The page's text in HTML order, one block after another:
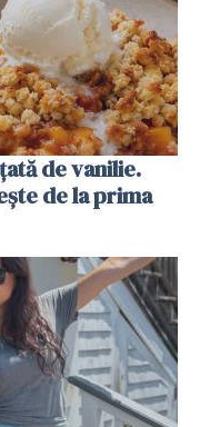
de vanilie.
de la prima